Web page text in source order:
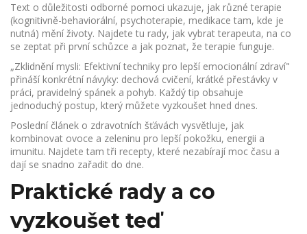
Text o důležitosti odborné pomoci ukazuje, jak různé terapie
(kognitivně-behaviorální, psychoterapie, medikace tam, kde je
nutná) mění životy. Najdete tu rady, jak vybrat terapeuta, na co
se zeptat při první schůzce a jak poznat, že terapie funguje.
„Zklidnění mysli: Efektivní techniky pro lepší emocionální zdraví"
přináší konkrétní návyky: dechová cvičení, krátké přestávky v
práci, pravidelný spánek a pohyb. Každý tip obsahuje
jednoduchý postup, který můžete vyzkoušet hned dnes.
Poslední článek o zdravotních šťávách vysvětluje, jak
kombinovat ovoce a zeleninu pro lepší pokožku, energii a
imunitu. Najdete tam tři recepty, které nezabírají moc času a
dají se snadno zařadit do dne.
Praktické rady a co
vyzkoušet teď